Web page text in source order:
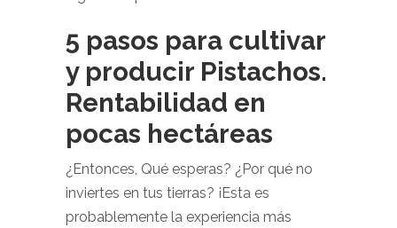
5 pasos para cultivar
y producir Pistachos.
Rentabilidad en
pocas hectáreas
¿Entonces, Qué esperas? ¿Por qué no
inviertes en tus tierras? ¡Esta es
probablemente la experiencia más